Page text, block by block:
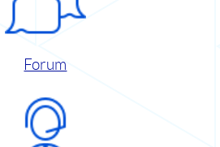
Forum